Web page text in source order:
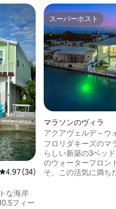
レビュー34件、5つ星中4.97つ星
4.97 (34)
な海岸
フィー
スーパーホスト
スーパーホスト
マラソンのヴィラ
アクアヴェルデ～ウ
ラックスジェム～ド
フロリダキーズのマ
らしい新築の3ベッ
のウォーターフロン
そ。この活気に満ち